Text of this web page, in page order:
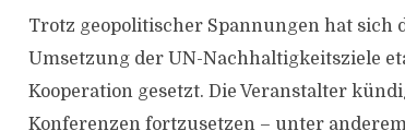
Trotz geopolitischer Spannungen hat sich
Umsetzung der UN-Nachhaltigkeitsziele
Kooperation gesetzt. Die Veranstalter
Konferenzen fortzusetzen – unter